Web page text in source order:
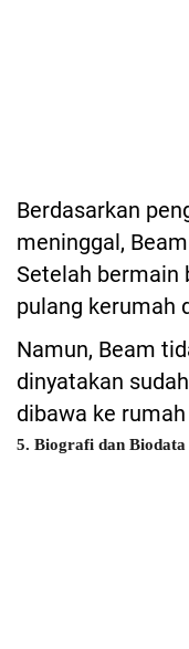
Berdasarkan
meninggal,
Setelah bermain
pulang kerumah
Namun, Beam
dinyatakan
dibawa ke
5. Biografi dan Biodata